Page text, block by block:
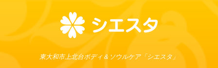
東大和市上北台ボディ＆ソウルケア「シエスタ」